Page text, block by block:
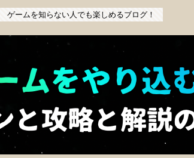
ゲームを知らない人でも楽しめるブログ！